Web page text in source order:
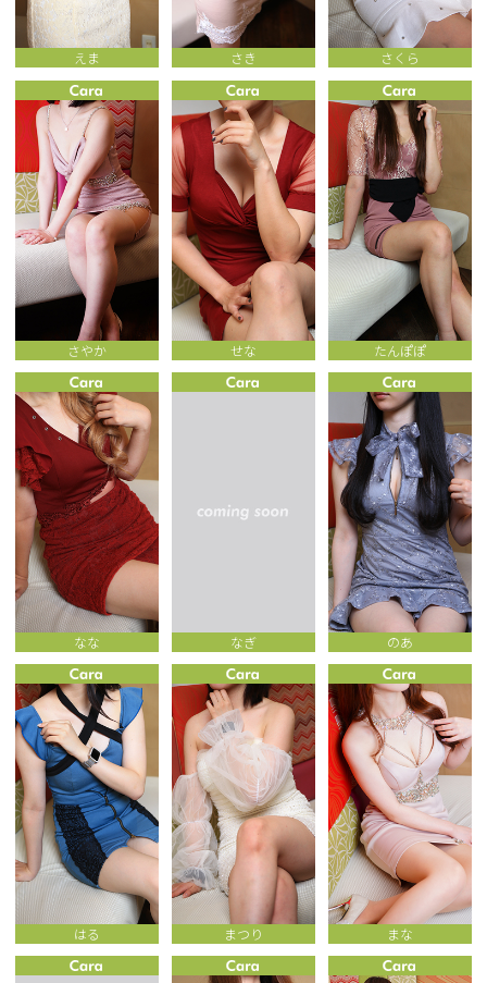
えま さき さくら
さやか せな たんぽぽ
なな なぎ のあ
はる まつり まな